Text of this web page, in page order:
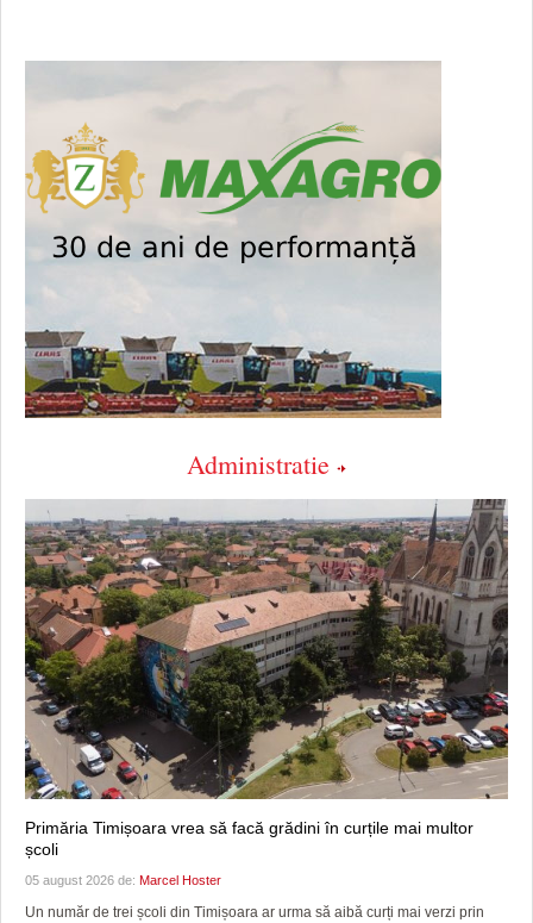
Administratie
Primăria Timișoara vrea să facă grădini în curțile mai multor
școli
05 august 2026 de: Marcel Hoster
Un număr de trei școli din Timișoara ar urma să aibă curți mai verzi prin